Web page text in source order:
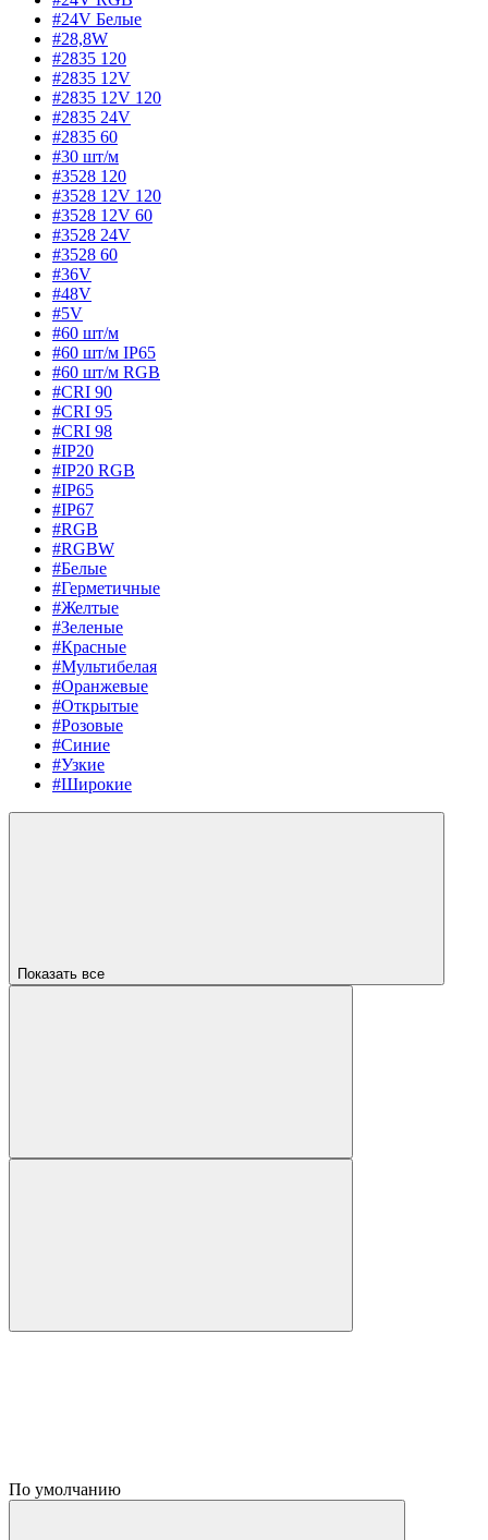
#24V Белые
#28,8W
#2835 120
#2835 12V
#2835 12V 120
#2835 24V
#2835 60
#30 шт/м
#3528 120
#3528 12V 120
#3528 12V 60
#3528 24V
#3528 60
#36V
#48V
#5V
#60 шт/м
#60 шт/м IP65
#60 шт/м RGB
#CRI 90
#CRI 95
#CRI 98
#IP20
#IP20 RGB
#IP65
#IP67
#RGB
#RGBW
#Белые
#Герметичные
#Желтые
#Зеленые
#Красные
#Мультибелая
#Оранжевые
#Открытые
#Розовые
#Синие
#Узкие
#Широкие
Показать все
По умолчанию